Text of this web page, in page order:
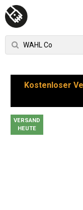
Kostenloser
VERSAND
HEUTE